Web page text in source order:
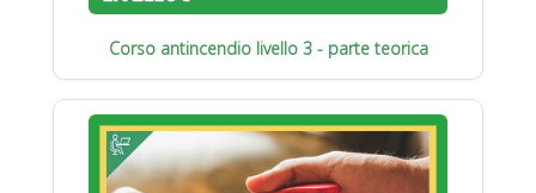
Corso antincendio livello 3 - parte teorica